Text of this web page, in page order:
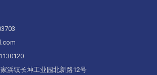
浜镇长坤工业园北新路12号